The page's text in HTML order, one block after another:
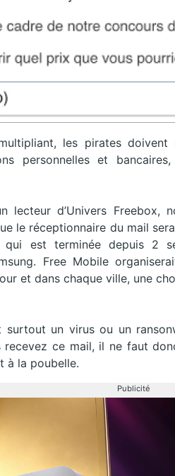
les pirates doivent
personnelles et
lecteur d’Univers
le réceptionnaire du mail
qui est terminée depuis 2
Free Mobile
et dans chaque ville, une
surtout un virus ou un
recevez ce mail, il ne faut
à la poubelle.
Publicité